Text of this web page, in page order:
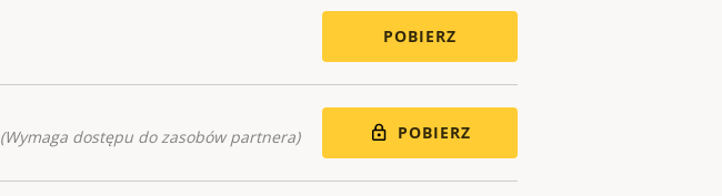
POBIERZ
(Wymaga dostępu do zasobów partnera) POBIERZ